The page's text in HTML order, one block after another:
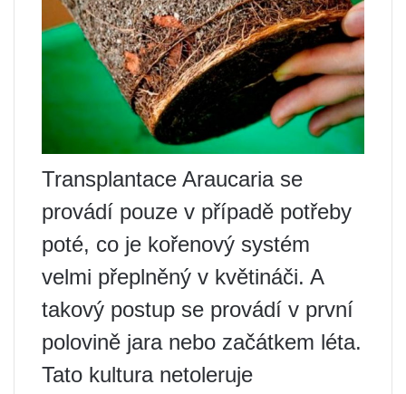
Transplantace Araucaria se
provádí pouze v případě potřeby
poté, co je kořenový systém
velmi přeplněný v květináči. A
takový postup se provádí v první
polovině jara nebo začátkem léta.
Tato kultura netoleruje